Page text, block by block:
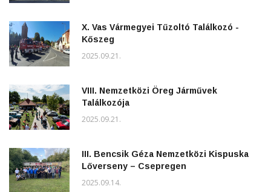
X. Vas Vármegyei Tűzoltó Találkozó -
Kőszeg
2025.09.21.
VIII. Nemzetközi Öreg Járművek
Találkozója
2025.09.21.
III. Bencsik Géza Nemzetközi Kispuska
Lőverseny – Csepregen
2025.09.14.